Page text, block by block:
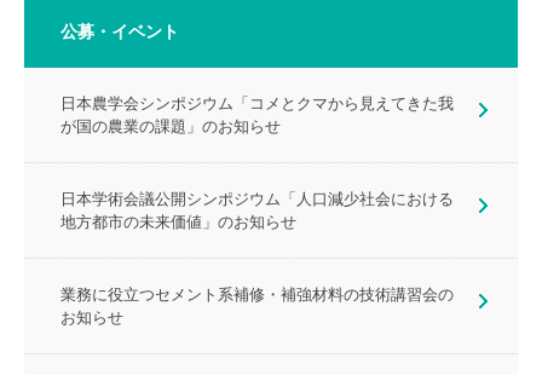
公募・イベント
日本農学会シンポジウム「コメとクマから見えてきた我
が国の農業の課題」のお知らせ
日本学術会議公開シンポジウム「人口減少社会における
地方都市の未来価値」のお知らせ
業務に役立つセメント系補修・補強材料の技術講習会の
お知らせ